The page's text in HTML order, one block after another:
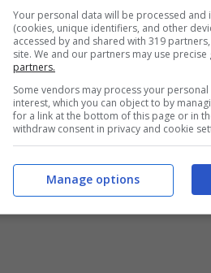
giustizia la freddezza,
in cui Pizzacolo ha
senza vita in un
pietà.
Your personal data will be processed
(cookies, unique identifiers, and other
accessed by and shared with 319
site. We and our partners may use
partners.
Some vendors may process your
interest, which you can object to by
for a link at the bottom of this page or in
withdraw consent in privacy and cookie
Manage options